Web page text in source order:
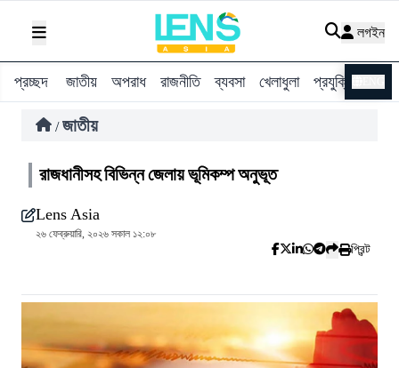
লগইন
প্রচ্ছদ জাতীয় অপরাধ রাজনীতি ব্যবসা খেলাধুলা প্রযুক্তি
/ জাতীয়
রাজধানীসহ বিভিন্ন জেলায় ভূমিকম্প অনুভূত
Lens Asia
২৬ ফেব্রুয়ারি, ২০২৬ সকাল ১২:০৮
প্রিন্ট